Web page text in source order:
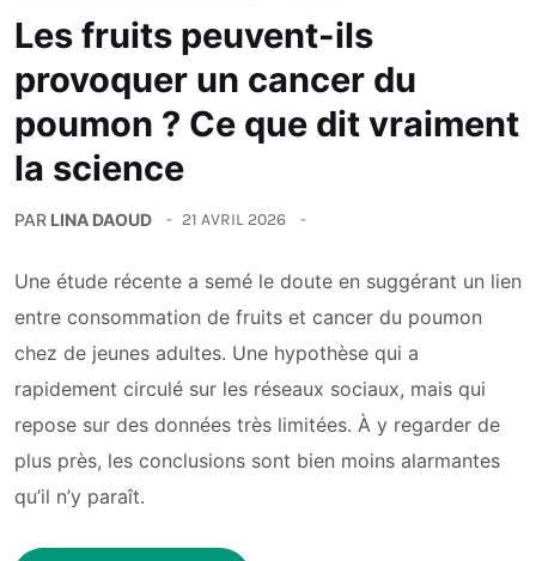
Les fruits peuvent-ils
provoquer un cancer du
poumon ? Ce que dit vraiment
la science
PAR LINA DAOUD 21 AVRIL 2026
Une étude récente a semé le doute en suggérant un lien
entre consommation de fruits et cancer du poumon
chez de jeunes adultes. Une hypothèse qui a
rapidement circulé sur les réseaux sociaux, mais qui
repose sur des données très limitées. À y regarder de
plus près, les conclusions sont bien moins alarmantes
qu’il n’y paraît.